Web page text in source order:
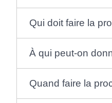
Qui doit faire la
À qui peut-on
Quand faire la